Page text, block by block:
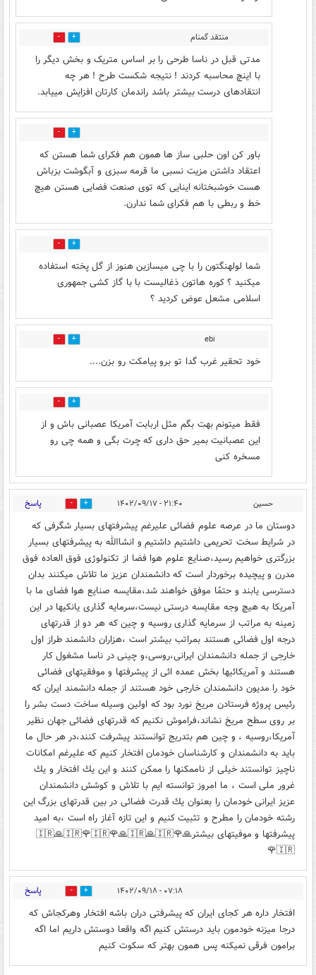
منتقد گمنام 3
مدتی قبل در ناسا طرحی را بر اساس متریک و بخش دیگر را
با اینچ محاسبه کردند ! نتیجه شکست طرح ! هر چه
انتقادهای درست بیشتر باشد راندمان کارتان افزایش مییابد.
7
باور کن اون حلبی ساز ها همون هم فکرای شما هستن که
اعتقاد داشتن مزیت نسبی ما قرمه سبزی و آبگوشت بزباش
هست خوشبختانه اینایی که توی صنعت فضایی هستن هیچ
خط و ربطی با هم فکرای شما ندارن.
2
شما لولهنگتون را با چی میسازین هنوز از گل پخته استفاده
میکنید ؟ کوره هاتون ذغالیست با با گاز کشی جمهوری
اسلامی مشعل عوض کردید ؟
ebi
1
خود تحقیر غرب گدا تو برو پیامکت رو بزن....
6
فقط میتونم بهت بگم مثل اربابت آمریکا عصبانی باش و از
این عصبانیت بمیر حق داری که چرت بگی و همه چی رو
مسخره کنی
حسين ۲۱:۴۰ - ۱۴۰۲/۰۹/۱۷ 2 پاسخ
دوستان ما در عرصه علوم فضائى عليرغم پيشرفتهاى بسيار شگرفى كه
در شرايط سخت تحريمى داشتيم داشتيم و انشاالله به پيشرفتهاى بسيار
بزرگترى خواهيم رسيد،صنايع علوم هوا فضا از تكنولوژى فوق العاده فوق
مدرن و پيچيده برخوردار است كه دانشمندان عزيز ما تلاش ميكنند بدان
دسترسى يابند و حتمًا موفق خواهند شد،مقايسه صنايع هوا فضاى ما با
آمريكا به هيچ وجه مقايسه درستى نيست،سرمايه گذارى يانكيها در اين
زمينه به مراتب از سرمايه گذارى روسيه و چين كه هر دو از قدرتهاى
درجه اول فضائى هستند بمراتب بيشتر است ،هزاران دانشمند طراز اول
خارجى از جمله دانشمندان ايرانى،روسى،و چينى در ناسا مشغول كار
هستند و آمريكائيها بخش عمده ائى از پيشرفتها و موفقيتهاى فضائى
خود را مديون دانشمندان خارجى خود هستند از جمله دانشمند ايران كه
رئيس پروژه فرستادن مريخ نورد بود كه اولين وسيله ساخت دست بشر را
بر روى سطح مريخ نشاند،فراموش نكنيم كه قدرتهاى فضائى جهان نظير
آمريكا،روسيه ، و چين هم بتدريج توانستند پيشرفت كنند،در هر حال ما
بايد به دانشمندان و كارشناسان خودمان افتخار كنيم كه عليرغم امكانات
ناچيز توانستند خيلى از ناممكنها را ممكن كنند و اين يك افتخار و يك
غرور ملى است ، ما امروز توانسته ايم با تلاش و كوشش دانشمندان
عزيز ايرانى خودمان را بعنوان يك قدرت فضائى در بين قدرتهاى بزرگ اين
رشته خودمان را مطرح و تثبيت كنيم و اين تازه آغاز راه است ،به اميد
پيشرفتها و موفيتهاى بيشتر🙏🇮🇷🙏🇮🇷🌹🇮🇷🌹🙏🇮🇷🙏🇮🇷🌹
🇮🇷🌹
۰۷:۱۸ - ۱۴۰۲/۰۹/۱۸ 1 پاسخ
افتخار داره هر کجای ایران که پیشرفتی دران باشه افتخار وهرکجاش که
درجا میزنه خودمون باید درستش کنیم اگه واقعا دوستش داریم اما اگه
برامون فرقی نمیکنه پس همون بهتر که سکوت کنیم